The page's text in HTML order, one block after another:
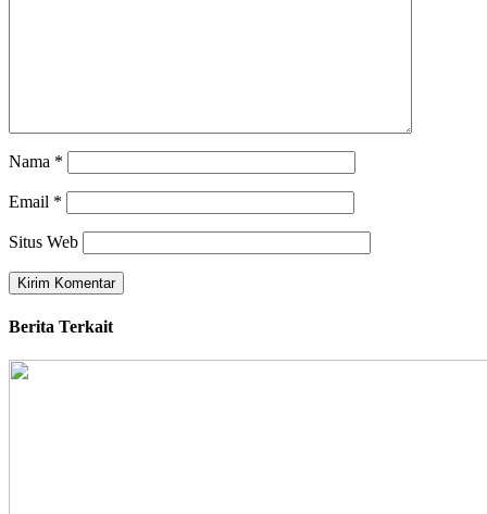
Nama *
Email *
Situs Web
Berita Terkait